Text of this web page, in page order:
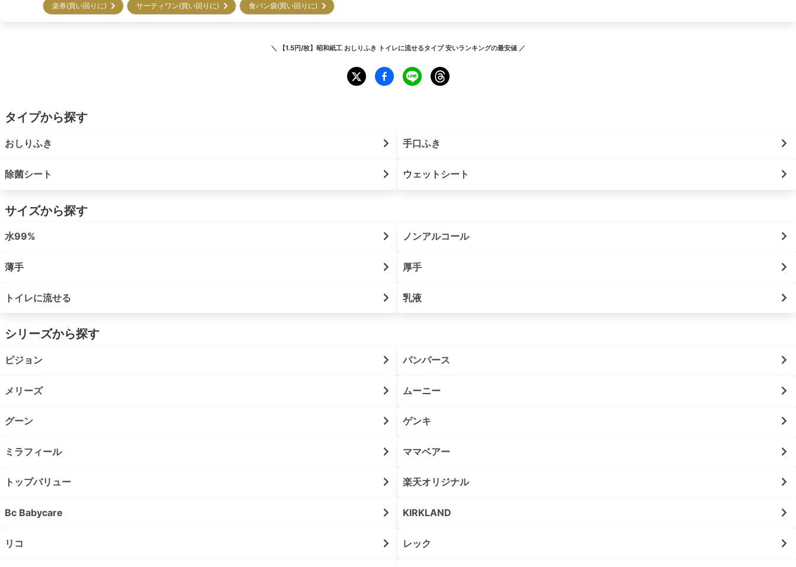
楽券(買い回りに)
サーティワン(買い回りに) 食パン袋(買い回りに)
＼ 【1.5円/枚】昭和紙工 おしりふき トイレに流せるタイプ 安いランキングの最安値 ／
タイプから探す
おしりふき 手口ふき
除菌シート ウェットシート
サイズから探す
水99% ノンアルコール
薄手 厚手
トイレに流せる 乳液
シリーズから探す
ピジョン パンパース
メリーズ ムーニー
グーン ゲンキ
ミラフィール ママベアー
トップバリュー 楽天オリジナル
Bc Babycare KIRKLAND
リコ レック